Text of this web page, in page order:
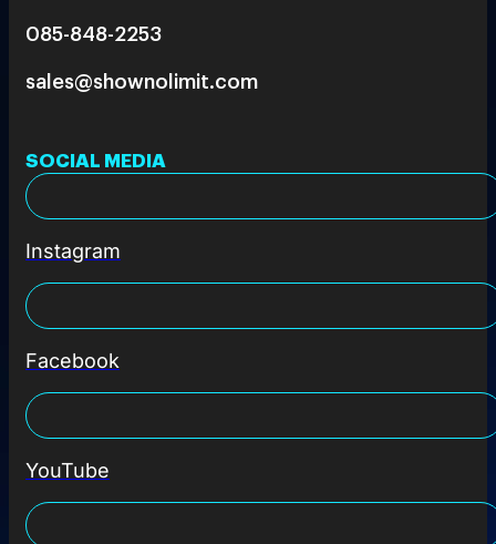
085-848-2253
sales@shownolimit.com
SOCIAL MEDIA
Instagram
Facebook
YouTube